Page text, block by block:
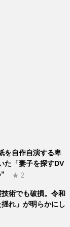
を自作自演する卑
た「妻子を探すDV
★ 2
技術でも破損。令和
れ」が明らかにし